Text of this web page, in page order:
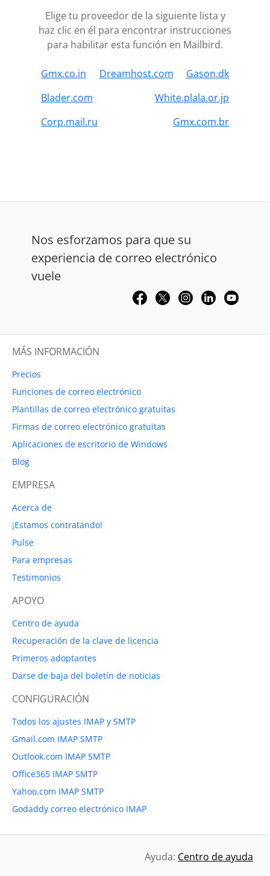
Elige tu proveedor de la siguiente lista y
haz clic en él para encontrar instrucciones
para habilitar esta función en Mailbird.
Gmx.co.in Dreamhost.com
Gason.dk
Blader.com
White.plala.or.jp
Corp.mail.ru
Gmx.com.br
Nos esforzamos para que su
experiencia de correo electrónico
vuele
MÁS INFORMACIÓN
Precios
Funciones de correo electrónico
Plantillas de correo electrónico gratuitas
Firmas de correo electrónico gratuitas
Aplicaciones de escritorio de Windows
Blog
EMPRESA
Acerca de
¡Estamos contratando!
Pulse
Para empresas
Testimonios
APOYO
Centro de ayuda
Recuperación de la clave de licencia
Primeros adoptantes
Darse de baja del boletín de noticias
CONFIGURACIÓN
Todos los ajustes IMAP y SMTP
Gmail.com IMAP SMTP
Outlook.com IMAP SMTP
Office365 IMAP SMTP
Yahoo.com IMAP SMTP
Godaddy correo electrónico IMAP
Ayuda: Centro de ayuda